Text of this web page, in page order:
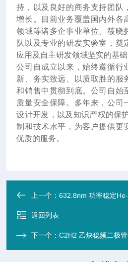
持，以及良好的商务支持团队
增长。目前业务覆盖国内外各
领域等诸多企事业单位。筱晓
队以及专业的研发实验室，奠
应用及自主研发领域坚实的基础
公司自成立以来，始终遵循行
新、务实致远、以质取胜的服
和销售中贯彻到底。公司自始
质量安全保障。多年来，公司
设计开发，以及知识产权的保
制和技术水平，为客户提供更
优质的服务。
上一个：632.8nm 功率稳定
返回列表
下一个：C2H2 乙炔稳频二极管半导